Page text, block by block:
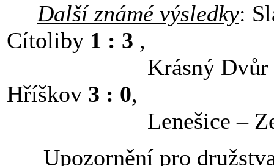
Další známé výsledky:
Cítoliby 1 : 3 ,
Krásný Dvůr –
Hříškov 3 : 0,
Lenešice –
Upozornění pro družstva